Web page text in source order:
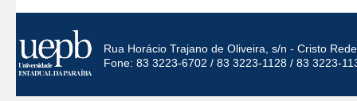
Rua Horácio Trajano de Oliveira, s/n - Cristo
Fone: 83 3223-6702 / 83 3223-1128 / 83 3223-